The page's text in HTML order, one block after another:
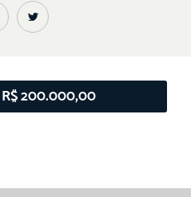
R$ 200.000,00